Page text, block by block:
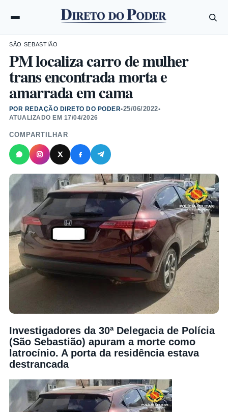
SÃO SEBASTIÃO
PM localiza carro de mulher
trans encontrada morta e
amarrada em cama
POR REDAÇÃO DIRETO DO PODER•25/06/2022•
ATUALIZADO EM 17/04/2026
COMPARTILHAR
Investigadores da 30ª Delegacia de Polícia
(São Sebastião) apuram a morte como
latrocínio. A porta da residência estava
destrancada